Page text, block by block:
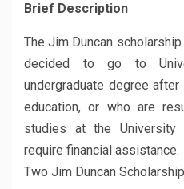
Brief Description
The Jim Duncan
decided to go to
undergraduate degree
education, or who are
studies at the University
require financial assistance.
Two Jim Duncan